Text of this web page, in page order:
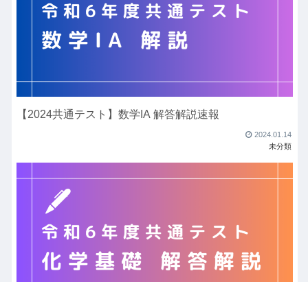
【2024共通テスト】数学IA 解答解説速報
2024.01.14
未分類